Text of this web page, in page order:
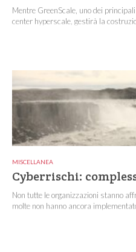
Mentre GreenScale, uno dei
center hyperscale, gestirà la
MISCELLANEA
Cyberrischi:
Non tutte le organizzazioni stanno
molte non hanno ancora